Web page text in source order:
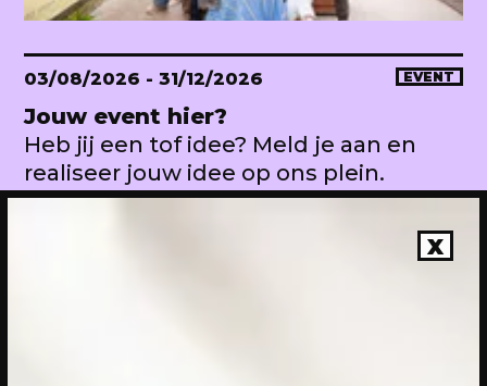
03/08/2026 - 31/12/2026 EVENT
Jouw event hier?
Heb jij een tof idee? Meld je aan en
realiseer jouw idee op ons plein.
X